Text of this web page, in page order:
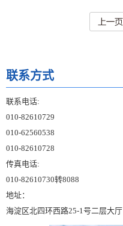
联系方式
联系电话:
010-82610729
010-62560538
010-82610728
传真电话:
010-82610730转8088
地址：
海淀区北四环西路25-1号二层大厅